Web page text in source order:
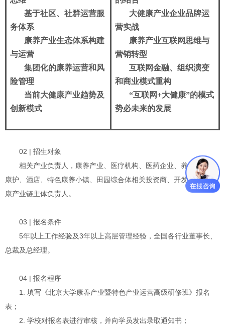
基于社区、社群运营服
务体系
康养产业生态体系构建
与运营
集团化的康养运营和风
险管理
当前大健康产业趋势及
创新模式
大健康产业企业品牌运
营实战
康养产业互联网思维与
营销转型
互联网金融、组织演变
和商业模式重构
“互联网+大健康”的模式
势必未来的发展
02 | 招生对象
相关产业负责人，康养产业、医疗机构、医药企业、养老机构、
康护、酒店、特色康养小镇、田园综合体相关投资商、开发商、大健
康产业链主体负责人。
03 | 报名条件
5年以上工作经验及3年以上高层管理经验，全国各行业董事长、
总裁及总经理。
04 | 报名程序
1. 填写《北京大学康养产业暨特色产业运营高级研修班》报名
表；
2. 学校对报名表进行审核，并向学员发出录取通知书；